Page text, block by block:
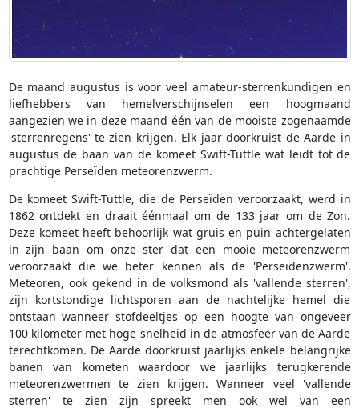
De maand augustus is voor veel amateur-sterrenkundigen en
liefhebbers van hemelverschijnselen een hoogmaand
aangezien we in deze maand één van de mooiste zogenaamde
'sterrenregens' te zien krijgen. Elk jaar doorkruist de Aarde in
augustus de baan van de komeet Swift-Tuttle wat leidt tot de
prachtige Perseïden meteorenzwerm.
De komeet Swift-Tuttle, die de Perseïden veroorzaakt, werd in
1862 ontdekt en draait éénmaal om de 133 jaar om de Zon.
Deze komeet heeft behoorlijk wat gruis en puin achtergelaten
in zijn baan om onze ster dat een mooie meteorenzwerm
veroorzaakt die we beter kennen als de 'Perseïdenzwerm'.
Meteoren, ook gekend in de volksmond als 'vallende sterren',
zijn kortstondige lichtsporen aan de nachtelijke hemel die
ontstaan wanneer stofdeeltjes op een hoogte van ongeveer
100 kilometer met hoge snelheid in de atmosfeer van de Aarde
terechtkomen. De Aarde doorkruist jaarlijks enkele belangrijke
banen van kometen waardoor we jaarlijks terugkerende
meteorenzwermen te zien krijgen. Wanneer veel 'vallende
sterren' te zien zijn spreekt men ook wel van een